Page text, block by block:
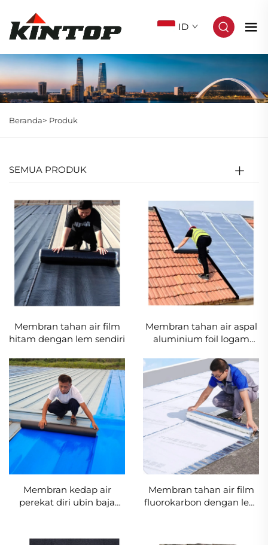
ID
Beranda> Produk
SEMUA PRODUK
Membran tahan air film
hitam dengan lem sendiri
Membran tahan air aspal
aluminium foil logam
Membran kedap air
perekat diri ubin baja
Membran tahan air film
fluorokarbon dengan lem